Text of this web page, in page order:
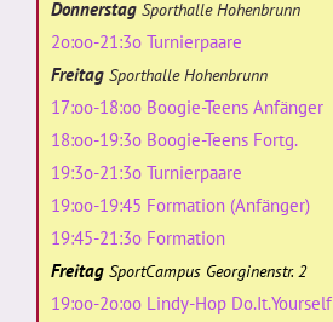
Donnerstag Sporthalle Hohenbrunn
2o:oo-21:3o Turnierpaare
Freitag Sporthalle Hohenbrunn
17:oo-18:oo Boogie-Teens Anfänger
18:oo-19:3o Boogie-Teens Fortg.
19:3o-21:3o Turnierpaare
19:oo-19:45 Formation (Anfänger)
19:45-21:3o Formation
Freitag SportCampus Georginenstr. 2
19:oo-2o:oo Lindy-Hop Do.It.Yourself